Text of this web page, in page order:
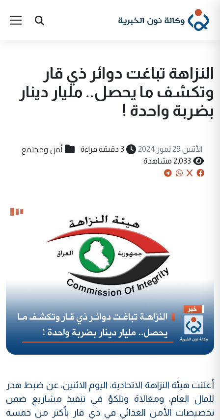
النزاهة تباغت دوائر ذي قار
وتكشف ما يحصل.. مليار دينار
بضربة واحدة !
الأثنين 29 تموز 2024 3 دقيقة قراءة أمن ومجتمع
2,033 مشاهدة
أعلنت هيئة النزاهة الاتحادية، اليوم الاثنين، عن ضبط هدر
للمال العام، ومغالاة وتلكؤ في تنفيذ مشاريع ضمن
تخصيصات الأمن الغذائي في ذي قار بأكثر من خمسة